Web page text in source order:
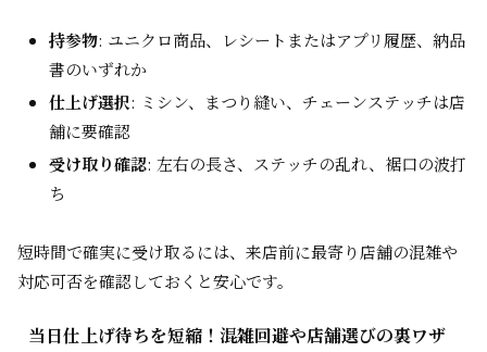
持参物: ユニクロ商品、レシートまたはアプリ履歴、納品
書のいずれか
仕上げ選択: ミシン、まつり縫い、チェーンステッチは店
舗に要確認
受け取り確認: 左右の長さ、ステッチの乱れ、裾口の波打
ち
短時間で確実に受け取るには、来店前に最寄り店舗の混雑や
対応可否を確認しておくと安心です。
当日仕上げ待ちを短縮！混雑回避や店舗選びの裏ワザ